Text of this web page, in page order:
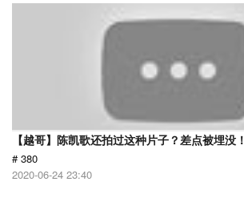
【越哥】陈凯歌还拍过这种片子？差点被埋没！
# 380
2020-06-24 23:40